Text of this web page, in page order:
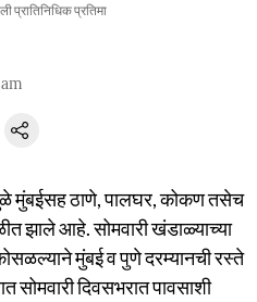
प्रातिनिधिक प्रतिमा
मुंबईसह ठाणे, पालघर, कोकण तसेच
झाले आहे. सोमवारी खंडाळ्याच्या
मुंबई व पुणे दरम्यानची रस्ते
सोमवारी दिवसभरात पावसाशी